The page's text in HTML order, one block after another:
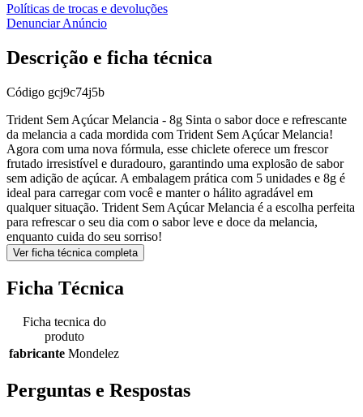
Políticas de trocas e devoluções
Denunciar Anúncio
Descrição e ficha técnica
Código gcj9c74j5b
Trident Sem Açúcar Melancia - 8g Sinta o sabor doce e refrescante
da melancia a cada mordida com Trident Sem Açúcar Melancia!
Agora com uma nova fórmula, esse chiclete oferece um frescor
frutado irresistível e duradouro, garantindo uma explosão de sabor
sem adição de açúcar. A embalagem prática com 5 unidades e 8g é
ideal para carregar com você e manter o hálito agradável em
qualquer situação. Trident Sem Açúcar Melancia é a escolha perfeita
para refrescar o seu dia com o sabor leve e doce da melancia,
enquanto cuida do seu sorriso!
Ver ficha técnica completa
Ficha Técnica
Ficha tecnica do
produto
fabricante Mondelez
Perguntas e Respostas